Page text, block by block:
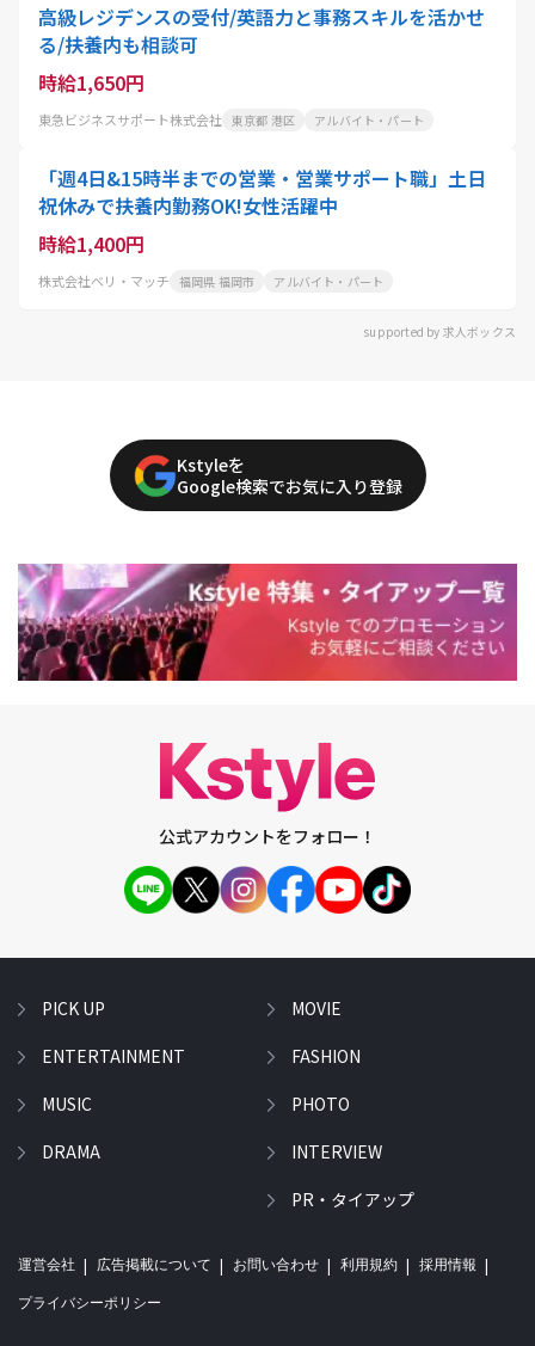
高級レジデンスの受付/英語力と事務スキルを活かせ
る/扶養内も相談可
時給1,650円
東急ビジネスサポート株式会社 東京都 港区 アルバイト・パート
「週4日&15時半までの営業・営業サポート職」土日
祝休みで扶養内勤務OK!女性活躍中
時給1,400円
株式会社ベリ・マッチ 福岡県 福岡市 アルバイト・パート
supported by 求人ボックス
Kstyleを
Google検索でお気に入り登録
公式アカウントをフォロー！
PICK UP
ENTERTAINMENT
MUSIC
DRAMA
MOVIE
FASHION
PHOTO
INTERVIEW
PR・タイアップ
運営会社 広告掲載について お問い合わせ 利用規約 採用情報
プライバシーポリシー